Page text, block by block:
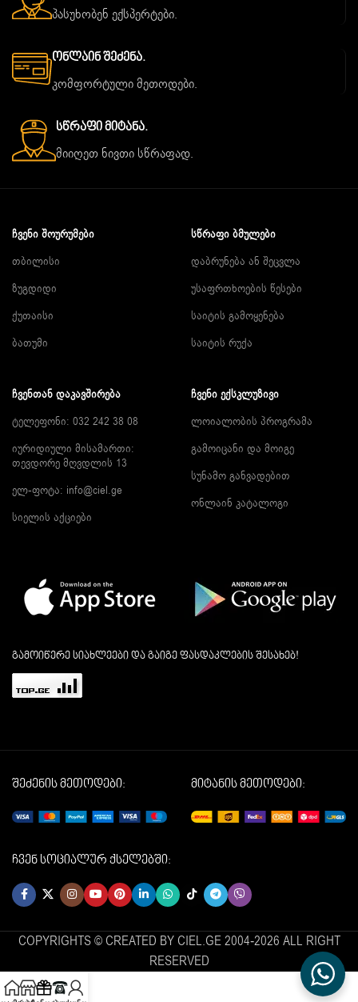
პასუხობენ ექსპერტები.
Ონლაინ Შეძენა.
კომფორტული მეთოდები.
Სწრაფი Მიტანა.
მიიღეთ ნივთი სწრაფად.
ᲩᲕᲔᲜᲘ ᲨᲝᲣᲠᲣᲛᲔᲑᲘ
თბილისი
ზუგდიდი
ქუთაისი
ბათუმი
ᲡᲬᲠᲐᲤᲘ ᲑᲛᲣᲚᲔᲑᲘ
დაბრუნება ან შეცვლა
უსაფრთხოების წესები
საიტის გამოყენება
საიტის რუქა
ᲩᲕᲔᲜᲗᲐᲜ ᲓᲐᲙᲐᲕᲨᲘᲠᲔᲑᲐ
ტელეფონი: 032 242 38 08
იურიდიული მისამართი:
თევდორე მღვდლის 13
ელ-ფოტა: info@ciel.ge
სიელის აქციები
ᲩᲕᲔᲜᲘ ᲔᲥᲡᲙᲚᲣᲖᲘᲕᲘ
ლოიალობის პროგრამა
გამოიცანი და მოიგე
სუნამო განვადებით
ონლაინ კატალოგი
გამოიწერე სიახლეები და გაიგე ფასდაკლების შესახებ!
შეძენის მეთოდები: მიტანის მეთოდები:
ჩვენ სოციალურ ქსელებში:
COPYRIGHTS © CREATED BY CIEL.GE 2004-2026 ALL RIGHT
RESERVED